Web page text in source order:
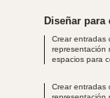
Diseñar
Crear entradas
representación
espacios para
Crearentradas